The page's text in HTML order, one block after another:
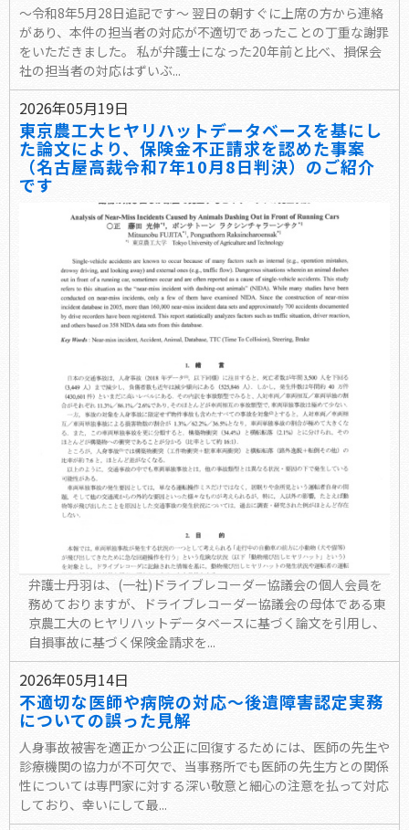
～令和8年5月28日追記です～ 翌日の朝すぐに上席の方から連絡
があり、本件の担当者の対応が不適切であったことの丁重な謝罪
をいただきました。 私が弁護士になった20年前と比べ、損保会
社の担当者の対応はずいぶ...
2026年05月19日
東京農工大ヒヤリハットデータベースを基にし
た論文により、保険金不正請求を認めた事案
（名古屋高裁令和7年10月8日判決）のご紹介
です
弁護士丹羽は、(一社)ドライブレコーダー協議会の個人会員を
務めておりますが、ドライブレコーダー協議会の母体である東
京農工大のヒヤリハットデータベースに基づく論文を引用し、
自損事故に基づく保険金請求を...
2026年05月14日
不適切な医師や病院の対応～後遺障害認定実務
についての誤った見解
人身事故被害を適正かつ公正に回復するためには、医師の先生や
診療機関の協力が不可欠で、当事務所でも医師の先生方との関係
性については専門家に対する深い敬意と細心の注意を払って対応
しており、幸いにして最...